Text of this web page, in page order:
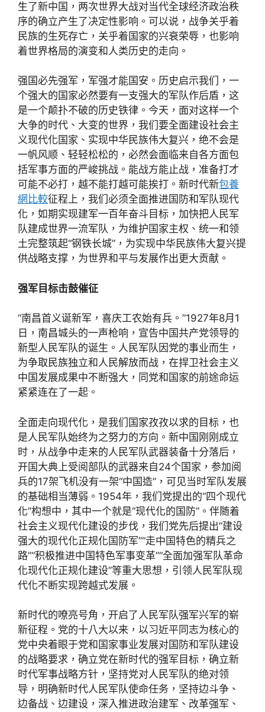
生了新中国，两次世界大战对当代全球经济政治秩
序的确立产生了决定性影响。可以说，战争关乎着
民族的生死存亡，关乎着国家的兴衰荣辱，也影响
着世界格局的演变和人类历史的走向。
强国必先强军，军强才能国安。历史启示我们，一
个强大的国家必然要有一支强大的军队作后盾，这
是一个颠扑不破的历史铁律。今天，面对这样一个
大争的时代、大变的世界，我们要全面建设社会主
义现代化国家、实现中华民族伟大复兴，绝不会是
一帆风顺、轻轻松松的，必然会面临来自各方面包
括军事方面的严峻挑战。能战方能止战，准备打才
可能不必打，越不能打越可能挨打。新时代新包養
網比較征程上，我们必须全面推进国防和军队现代
化，如期实现建军一百年奋斗目标，加快把人民军
队建成世界一流军队，为维护国家主权、统一和领
土完整筑起“钢铁长城”，为实现中华民族伟大复兴提
供战略支撑，为世界和平与发展作出更大贡献。
强军目标击鼓催征
“南昌首义诞新军，喜庆工农始有兵。”1927年8月1
日，南昌城头的一声枪响，宣告中国共产党领导的
新型人民军队的诞生。人民军队因党的事业而生，
为争取民族独立和人民解放而战，在捍卫社会主义
中国发展成果中不断强大，同党和国家的前途命运
紧紧连在了一起。
全面走向现代化，是我们国家孜孜以求的目标，也
是人民军队始终为之努力的方向。新中国刚刚成立
时，从战争中走来的人民军队武器装备十分落后，
开国大典上受阅部队的武器来自24个国家，参加阅
兵的17架飞机没有一架“中国造”，可见当时军队发展
的基础相当薄弱。1954年，我们党提出的“四个现代
化”构想中，其中一个就是“现代化的国防”。伴随着
社会主义现代化建设的步伐，我们党先后提出“建设
强大的现代化正规化国防军”“走中国特色的精兵之
路”“积极推进中国特色军事变革”“全面加强军队革命
化现代化正规化建设”等重大思想，引领人民军队现
代化不断实现跨越式发展。
新时代的嘹亮号角，开启了人民军队强军兴军的崭
新征程。党的十八大以来，以习近平同志为核心的
党中央着眼于党和国家事业发展对国防和军队建设
的战略要求，确立党在新时代的强军目标，确立新
时代军事战略方针，坚持党对人民军队的绝对领
导，明确新时代人民军队使命任务，坚持边斗争、
边备战、边建设，深入推进政治建军、改革强军、